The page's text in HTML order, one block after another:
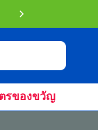
รของขวัญ